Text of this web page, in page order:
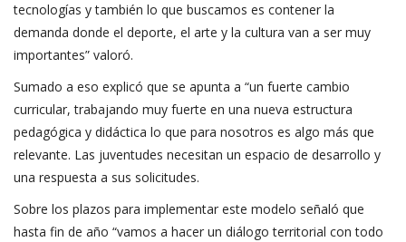
tecnologías y también lo que buscamos es contener la
demanda donde el deporte, el arte y la cultura van a ser muy
importantes” valoró.
Sumado a eso explicó que se apunta a “un fuerte cambio
curricular, trabajando muy fuerte en una nueva estructura
pedagógica y didáctica lo que para nosotros es algo más que
relevante. Las juventudes necesitan un espacio de desarrollo y
una respuesta a sus solicitudes.
Sobre los plazos para implementar este modelo señaló que
hasta fin de año “vamos a hacer un diálogo territorial con todo